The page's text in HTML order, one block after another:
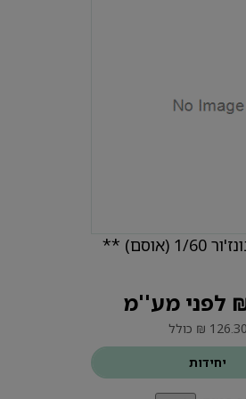
(אוסם) **
126.30 ₪ כולל
יחידות